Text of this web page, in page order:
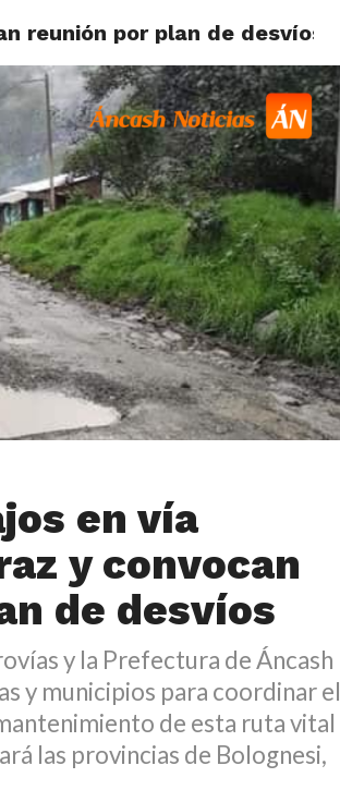
ÁNCASH TÚ ELIGES 2026 POLICIALES
reunión por plan de desvíos
en vía
y convocan
de desvíos
y la Prefectura de Áncash
y municipios para coordinar el
de esta ruta vital
las provincias de Bolognesi,